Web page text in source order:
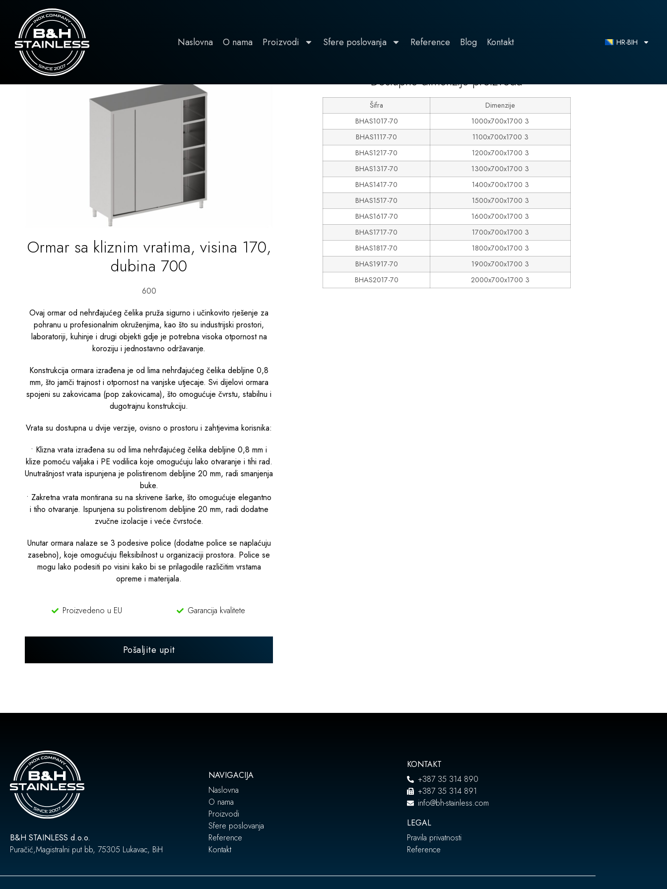
Naslovna O nama Proizvodi Sfere poslovanja Reference Blog Kontakt HR-BIH
Naslovna
Ormar sa kliznim vratima, visina 170,
dubina 700
600
Ovaj ormar od nehrđajućeg čelika pruža sigurno i učinkovito rješenje za
pohranu u profesionalnim okruženjima, kao što su industrijski prostori,
laboratoriji, kuhinje i drugi objekti gdje je potrebna visoka otpornost na
koroziju i jednostavno održavanje.
Konstrukcija ormara izrađena je od lima nehrđajućeg čelika debljine 0,8
mm, što jamči trajnost i otpornost na vanjske utjecaje. Svi dijelovi ormara
spojeni su zakovicama (pop zakovicama), što omogućuje čvrstu, stabilnu i
dugotrajnu konstrukciju.
Vrata su dostupna u dvije verzije, ovisno o prostoru i zahtjevima korisnika:
• Klizna vrata izrađena su od lima nehrđajućeg čelika debljine 0,8 mm i
klize pomoću valjaka i PE vodilica koje omogućuju lako otvaranje i tihi rad.
Unutrašnjost vrata ispunjena je polistirenom debljine 20 mm, radi smanjenja
buke.
• Zakretna vrata montirana su na skrivene šarke, što omogućuje elegantno
i tiho otvaranje. Ispunjena su polistirenom debljine 20 mm, radi dodatne
zvučne izolacije i veće čvrstoće.
Unutar ormara nalaze se 3 podesive police (dodatne police se naplaćuju
zasebno), koje omogućuju fleksibilnost u organizaciji prostora. Police se
mogu lako podesiti po visini kako bi se prilagodile različitim vrstama
opreme i materijala.
Proizvedeno u EU Garancija kvalitete
Pošaljite upit
Dostupne dimenzije proizvoda
Šifra
Dimenzije
BHAS1017-70
1000x700x1700 3
BHAS1117-70
1100x700x1700 3
BHAS1217-70
1200x700x1700 3
BHAS1317-70
1300x700x1700 3
BHAS1417-70
1400x700x1700 3
BHAS1517-70
1500x700x1700 3
BHAS1617-70
1600x700x1700 3
BHAS1717-70
1700x700x1700 3
BHAS1817-70
1800x700x1700 3
BHAS1917-70
1900x700x1700 3
BHAS2017-70
2000x700x1700 3
B&H STAINLESS d.o.o.
Puračić,Magistralni put bb, 75305 Lukavac, BiH
NAVIGACIJA
Naslovna
O nama
Proizvodi
Sfere poslovanja
Reference
Kontakt
KONTAKT
+387 35 314 890
+387 35 314 891
info@bh-stainless.com
LEGAL
Pravila privatnosti
Reference